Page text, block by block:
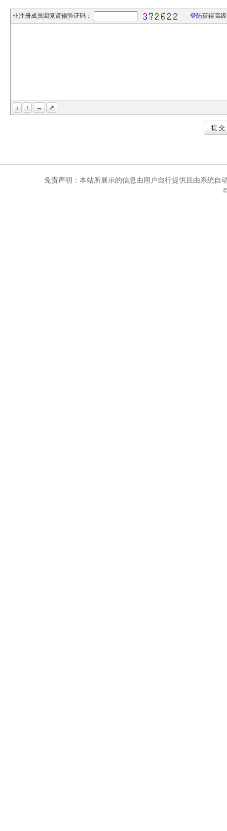
非注册成员回复请输验证码： 登陆获得高
↓ ↑ → ↗
提
免责声明：本站所展示的信息由用户自行提供且由系统